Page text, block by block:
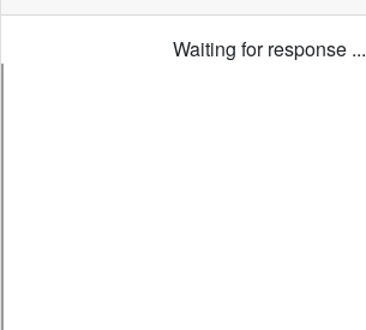
Waiting for response ...